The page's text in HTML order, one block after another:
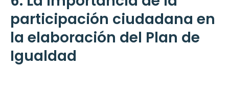
participación ciudadana en
la elaboración del Plan de
Igualdad